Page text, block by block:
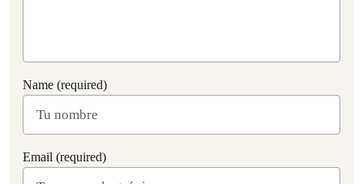
Name (required)
Email (required)